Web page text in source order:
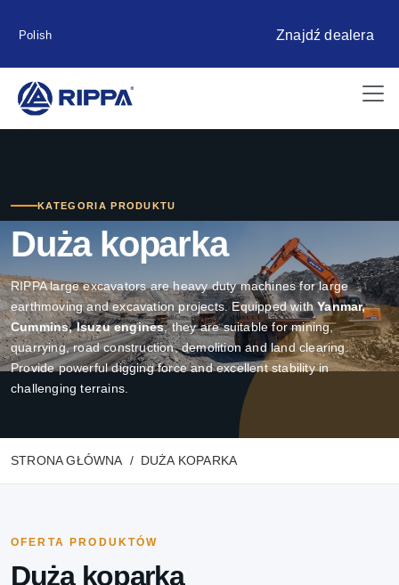
Polish Znajdź dealera
KATEGORIA PRODUKTU
Duża koparka
RIPPA large excavators are heavy duty machines for large
earthmoving and excavation projects. Equipped withYanmar,
Cummins, Isuzu engines, they are suitable for mining,
quarrying, road construction, demolition and land clearing.
Provide powerful digging force and excellent stability in
challenging terrains.
STRONA GŁÓWNA DUŻA KOPARKA
OFERTA PRODUKTÓW
Duża koparka